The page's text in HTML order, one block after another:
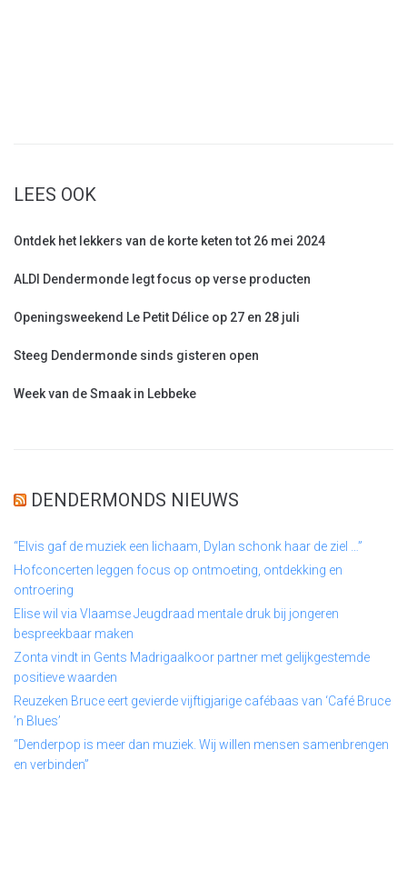
LEES OOK
Ontdek het lekkers van de korte keten tot 26 mei 2024
ALDI Dendermonde legt focus op verse producten
Openingsweekend Le Petit Délice op 27 en 28 juli
Steeg Dendermonde sinds gisteren open
Week van de Smaak in Lebbeke
DENDERMONDS NIEUWS
“Elvis gaf de muziek een lichaam, Dylan schonk haar de ziel …”
Hofconcerten leggen focus op ontmoeting, ontdekking en
ontroering
Elise wil via Vlaamse Jeugdraad mentale druk bij jongeren
bespreekbaar maken
Zonta vindt in Gents Madrigaalkoor partner met gelijkgestemde
positieve waarden
Reuzeken Bruce eert gevierde vijftigjarige cafébaas van ‘Café Bruce
’n Blues’
“Denderpop is meer dan muziek. Wij willen mensen samenbrengen
en verbinden”